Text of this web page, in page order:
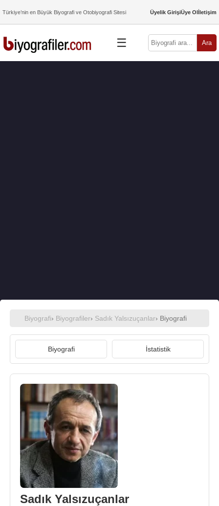
Türkiye’nin en Büyük Biyografi ve Otobiyografi Sitesi Üyelik GirişiÜye Olİletişim
☰ Ara
Biyografi› Biyografiler› Sadık Yalsızuçanlar› Biyografi
Biyografi İstatistik
Sadık Yalsızuçanlar